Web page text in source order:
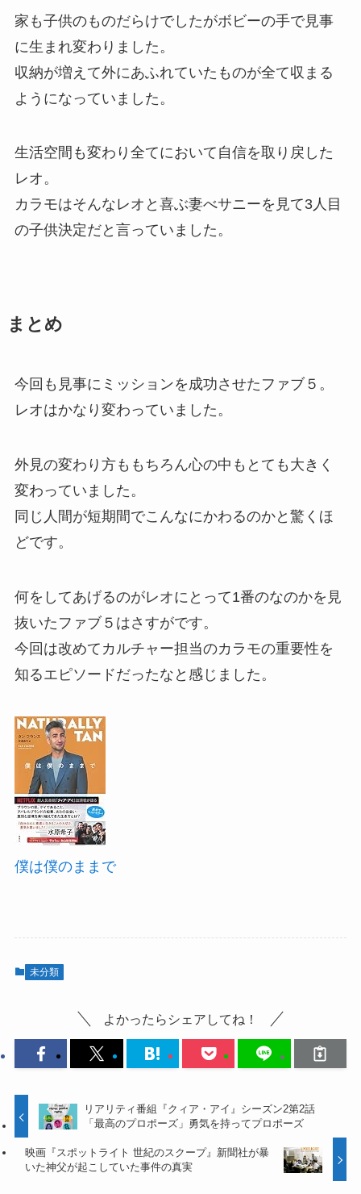
家も子供のものだらけでしたがボビーの手で見事
に生まれ変わりました。
収納が増えて外にあふれていたものが全て収まる
ようになっていました。
生活空間も変わり全てにおいて自信を取り戻した
レオ。
カラモはそんなレオと喜ぶ妻べサニーを見て3人目
の子供決定だと言っていました。
まとめ
今回も見事にミッションを成功させたファブ５。
レオはかなり変わっていました。
外見の変わり方ももちろん心の中もとても大きく
変わっていました。
同じ人間が短期間でこんなにかわるのかと驚くほ
どです。
何をしてあげるのがレオにとって1番のなのかを見
抜いたファブ５はさすがです。
今回は改めてカルチャー担当のカラモの重要性を
知るエピソードだったなと感じました。
僕は僕のままで
未分類
よかったらシェアしてね！
リアリティ番組『クィア・アイ』シーズン2第2話
「最高のプロポーズ」勇気を持ってプロポーズ
映画『スポットライト 世紀のスクープ』新聞社が暴
いた神父が起こしていた事件の真実